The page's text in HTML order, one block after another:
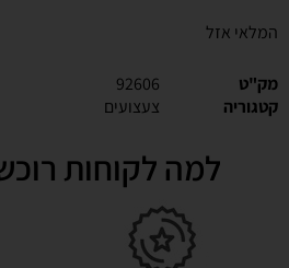
המלאי אזל
מק"ט
92606
קטגוריה
צעצועים
למה לקוחות